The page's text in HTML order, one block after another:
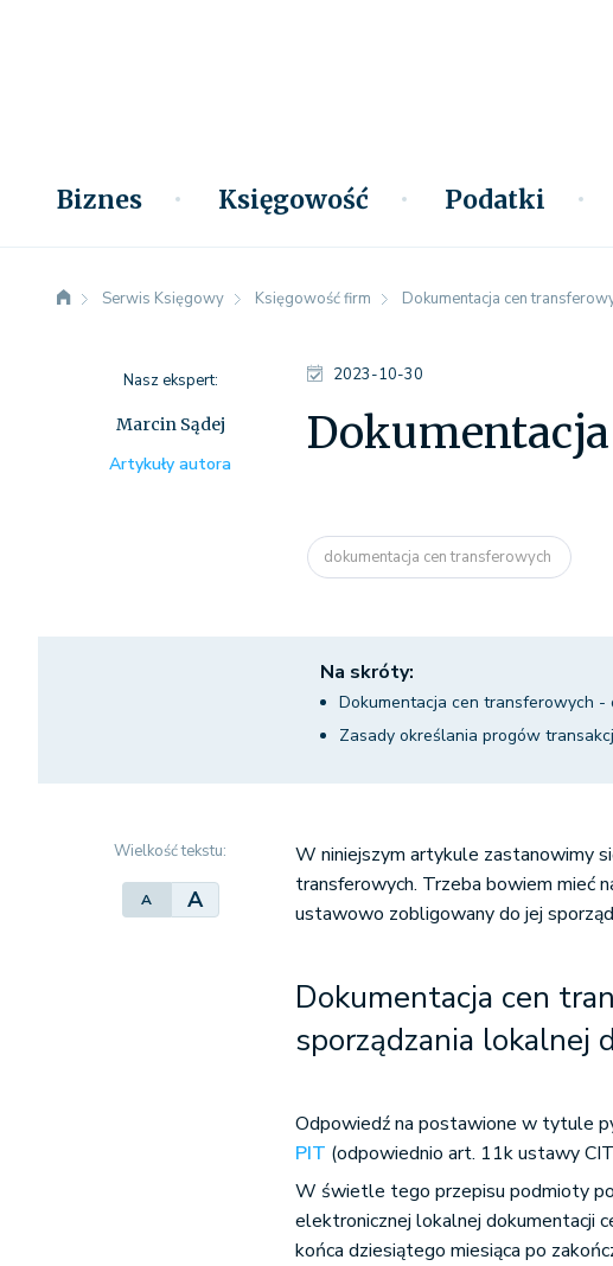
Biznes Księgowość Podatki
Serwis Księgowy Księgowość firm Dokumentacja cen
2023-10-30
dokumentacja cen transferowych
Nasz ekspert:
Marcin Sądej
Artykuły autora
Na skróty:
Dokumentacja cen transferowych -
Zasady określania progów
Wielkość tekstu:
A A
W niniejszym artykule zastanowimy
transferowych. Trzeba bowiem mieć
ustawowo zobligowany do jej
Dokumentacja cen
sporządzania lokalnej
Odpowiedź na postawione w tytule
PIT (odpowiednio art. 11k ustawy
W świetle tego przepisu podmioty
elektronicznej lokalnej dokumentacji
końca dziesiątego miesiąca po